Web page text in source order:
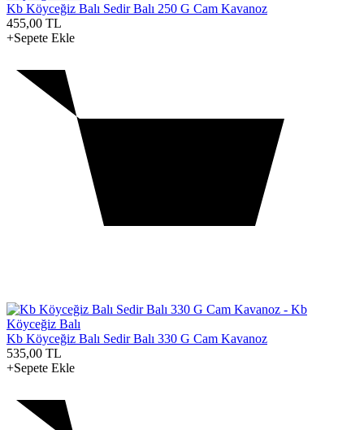
Kb Köyceğiz Balı Sedir Balı 250 G Cam Kavanoz
455,00 TL
+Sepete Ekle
Kb Köyceğiz Balı Sedir Balı 330 G Cam Kavanoz
535,00 TL
+Sepete Ekle